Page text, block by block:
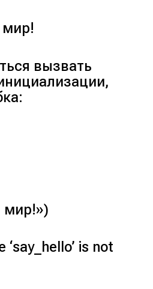
вызвать
мир!»)
is not